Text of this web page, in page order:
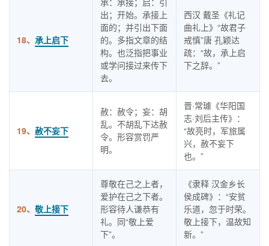
18、 承上启下
出；开始。承接上
面的；并引出下面
的。多指文章的结
构。也泛指把事业
或学问接过来传下
去。
西汉 戴圣《礼记
曲礼上》“故君子
戒慎”唐 孔颖达
疏：“故，承上启
下之辞。”
19、 赦不妄下
赦：赦令；妄：胡
乱。不胡乱下达赦
令。形容赏罚严
明。
晋·常璩《华阳国
志·刘后主传》：
“故亮时，军旅属
兴，赦不妄下
也。”
20、 敬上接下
尊敬在己之上者，
爱护在己之下者。
形容待人谦恭有
礼。同“敬上爱
下”。
《隶释 汉金乡长
侯成碑》：“安贫
乐道，忽于时荣。
敬上接下，温故知
新。”